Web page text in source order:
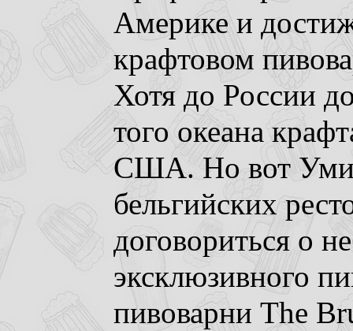
Америке и
крафтовом
Хотя до России
того океана
США. Но вот
бельгийских
договориться о
эксклюзивного
пивоварни The